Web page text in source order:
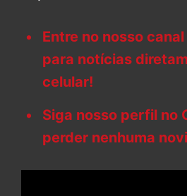
Entre no nosso
para notícias
celular!
Siga nosso perfil no
perder nenhuma